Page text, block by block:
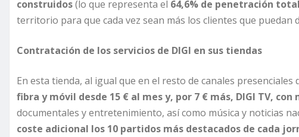
construidos(lo que representa el 64,6% de penetración
territorio para que cada vez sean más los clientes que puedan
Contratación de los servicios de DIGI en sus tiendas
En esta tienda, al igual que en el resto de canales presenciales
fibra y móvil desde 15 € al mes y, por 7 € más, DIGI TV, con
documentales y entretenimiento, así como música y noticias
coste adicional los 10 partidos más destacados de cada